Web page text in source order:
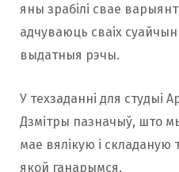
яны зрабілі свае
адчуваюць сваіх
выдатныя рэчы.
У техзаданні для студыі
Дзмітры пазначыў, што
мае вялікую і складаную
якой ганарымся.